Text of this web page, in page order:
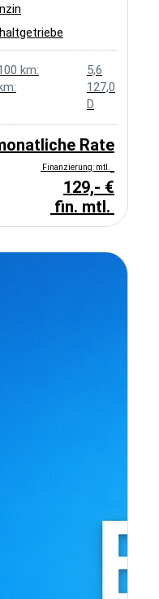
km:
5,6
127,0
D
Rate
Finanzierung: mtl.
129,- €
fin. mtl.